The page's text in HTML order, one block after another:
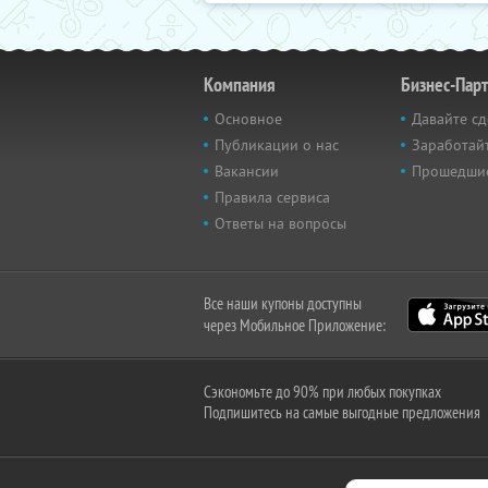
Компания
Основное
Публикации о нас
Вакансии
Правила сервиса
Ответы на вопросы
Бизнес-
Давайте
Все наши купоны доступны
через Мобильное Приложение:
Сэкономьте до 90% при любых покупках
Подпишитесь на самые выгодные предложения